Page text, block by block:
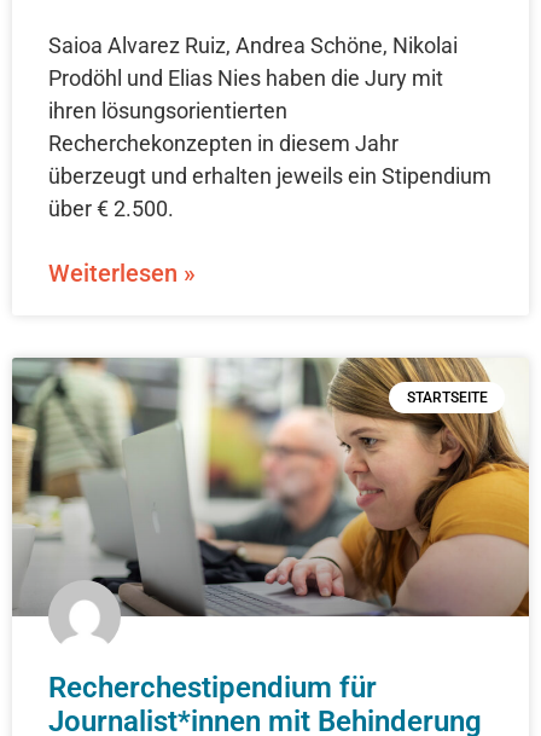
Saioa Alvarez Ruiz, Andrea Schöne, Nikolai
Prodöhl und Elias Nies haben die Jury mit
ihren lösungsorientierten
Recherchekonzepten in diesem Jahr
überzeugt und erhalten jeweils ein Stipendium
über € 2.500.
Weiterlesen »
STARTSEITE
Recherchestipendium für
Journalist*innen mit Behinderung